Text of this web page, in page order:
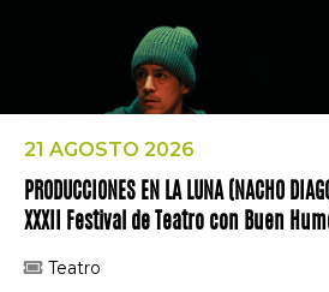
21 AGOSTO 2026
PRODUCCIONES EN LA LUNA (NACHO
XXXII Festival de Teatro con Buen
Teatro